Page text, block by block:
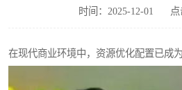
时间：2025-12-01
在现代商业环境中，资源优化配置已成
游戏厅回收